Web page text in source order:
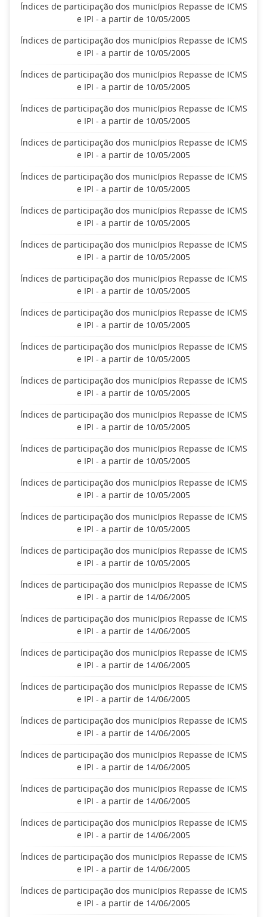
Índices de participação dos municípios Repasse de ICMS
e IPI - a partir de 10/05/2005
Índices de participação dos municípios Repasse de ICMS
e IPI - a partir de 10/05/2005
Índices de participação dos municípios Repasse de ICMS
e IPI - a partir de 10/05/2005
Índices de participação dos municípios Repasse de ICMS
e IPI - a partir de 10/05/2005
Índices de participação dos municípios Repasse de ICMS
e IPI - a partir de 10/05/2005
Índices de participação dos municípios Repasse de ICMS
e IPI - a partir de 10/05/2005
Índices de participação dos municípios Repasse de ICMS
e IPI - a partir de 10/05/2005
Índices de participação dos municípios Repasse de ICMS
e IPI - a partir de 10/05/2005
Índices de participação dos municípios Repasse de ICMS
e IPI - a partir de 10/05/2005
Índices de participação dos municípios Repasse de ICMS
e IPI - a partir de 10/05/2005
Índices de participação dos municípios Repasse de ICMS
e IPI - a partir de 10/05/2005
Índices de participação dos municípios Repasse de ICMS
e IPI - a partir de 10/05/2005
Índices de participação dos municípios Repasse de ICMS
e IPI - a partir de 10/05/2005
Índices de participação dos municípios Repasse de ICMS
e IPI - a partir de 10/05/2005
Índices de participação dos municípios Repasse de ICMS
e IPI - a partir de 10/05/2005
Índices de participação dos municípios Repasse de ICMS
e IPI - a partir de 10/05/2005
Índices de participação dos municípios Repasse de ICMS
e IPI - a partir de 10/05/2005
Índices de participação dos municípios Repasse de ICMS
e IPI - a partir de 14/06/2005
Índices de participação dos municípios Repasse de ICMS
e IPI - a partir de 14/06/2005
Índices de participação dos municípios Repasse de ICMS
e IPI - a partir de 14/06/2005
Índices de participação dos municípios Repasse de ICMS
e IPI - a partir de 14/06/2005
Índices de participação dos municípios Repasse de ICMS
e IPI - a partir de 14/06/2005
Índices de participação dos municípios Repasse de ICMS
e IPI - a partir de 14/06/2005
Índices de participação dos municípios Repasse de ICMS
e IPI - a partir de 14/06/2005
Índices de participação dos municípios Repasse de ICMS
e IPI - a partir de 14/06/2005
Índices de participação dos municípios Repasse de ICMS
e IPI - a partir de 14/06/2005
Índices de participação dos municípios Repasse de ICMS
e IPI - a partir de 14/06/2005